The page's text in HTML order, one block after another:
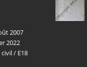
2007
2022
civil/ E18